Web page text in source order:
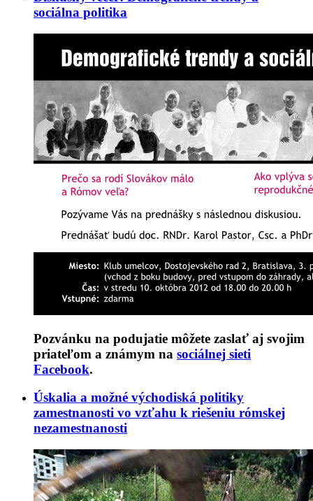
sociálna politika
Pozvánku na podujatie môžete zaslať aj svojim
priateľom a známym na sociálnej sieti
Facebook.
Úskalia a možné východiská politiky
zamestnanosti vo vzťahu k riešeniu rómskej
nezamestnanosti